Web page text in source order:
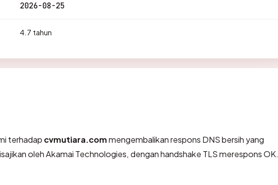
2026-08-25
4.7 tahun
terhadap cvmutiara.commengembalikan respons DNS bersih yang
oleh Akamai Technologies, dengan handshake TLS merespons OK.